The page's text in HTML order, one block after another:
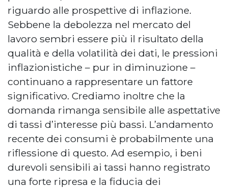
riguardo alle prospettive di inflazione.
Sebbene la debolezza nel mercato del
lavoro sembri essere più il risultato della
qualità e della volatilità dei dati, le pressioni
inflazionistiche – pur in diminuzione –
continuano a rappresentare un fattore
significativo. Crediamo inoltre che la
domanda rimanga sensibile alle aspettative
di tassi d’interesse più bassi. L’andamento
recente dei consumi è probabilmente una
riflessione di questo. Ad esempio, i beni
durevoli sensibili ai tassi hanno registrato
una forte ripresa e la fiducia dei